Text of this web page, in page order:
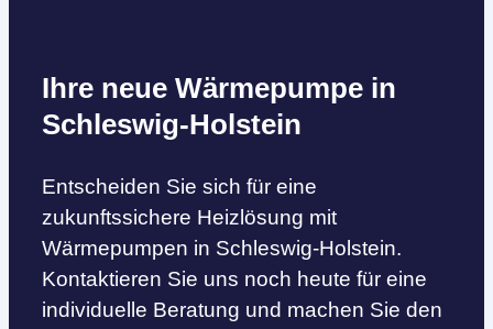
Ihre neue Wärmepumpe in
Schleswig-Holstein
Entscheiden Sie sich für eine
zukunftssichere Heizlösung mit
Wärmepumpen in Schleswig-Holstein.
Kontaktieren Sie uns noch heute für eine
individuelle Beratung und machen Sie den